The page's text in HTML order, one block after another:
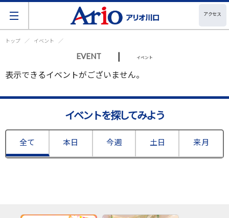
アクセス
トップ イベント
EVENT | イベント
表示できるイベントがございません。
イベントを探してみよう
全て 本日 今週 土日 来月